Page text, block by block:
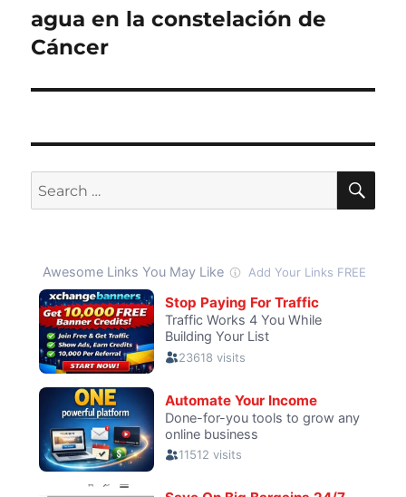
post:
agua en la constelación de
Cáncer
Search
for: